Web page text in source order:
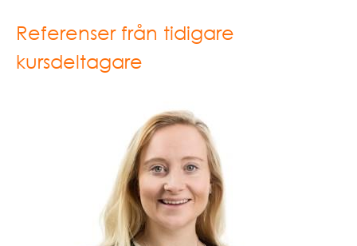
Referenser från tidigare
kursdeltagare